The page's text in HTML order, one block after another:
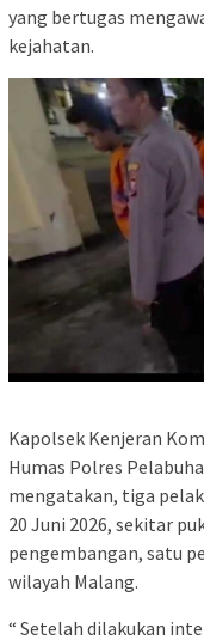
yang bertugas
kejahatan.
Kapolsek Kenjeran
Humas Polres
mengatakan, tiga
20 Juni 2026, sekitar
pengembangan, satu
wilayah Malang.
“ Setelah dilakukan